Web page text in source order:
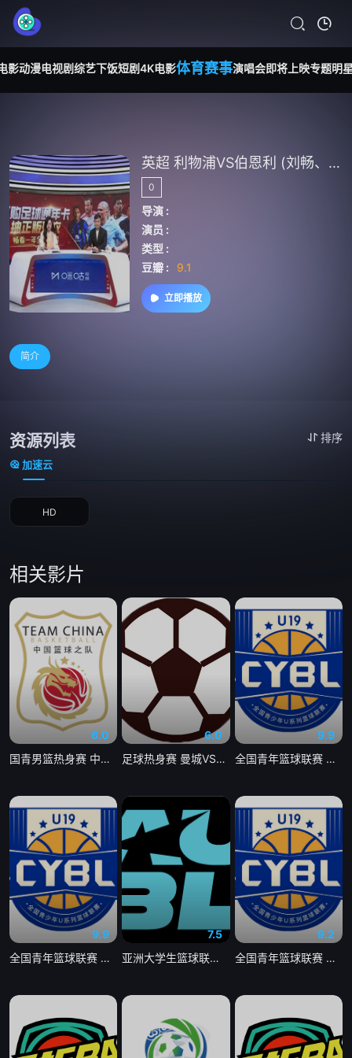
影动漫电视剧综艺下饭短剧4K电影体育赛事演唱会即将上映专题明
英超 利物浦VS伯恩利 (刘畅、徐阳) 20240210
0
导演 :
演员 :
类型 :
豆瓣 :
9.1
立即播放
简介
资源列表 排序
加速云
HD
相关影片
6.0
国青男篮热身赛 中国U18男篮VS加拿大大卫安篮球学院20260804
6.0
足球热身赛 曼城VSK联赛全明星20260805
9.9
全国青年篮球联赛 吉林东北虎75-63北京首钢20260805
9.9
全国青年篮球联赛 新疆广汇60-88上海久事20260805
7.5
亚洲大学生篮球联赛 延世大学VS北京大学20260804
9.2
全国青年篮球联赛 山西汾酒78-73四川锦城20260805